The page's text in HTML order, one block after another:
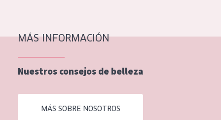
Piel normal y seca
Piel mixata o grasa
Piel madura
Piel expuesta al sol
Piel menopáusica
MÁS INFORMACIÓN
Nuestros consejos de belleza
MÁS SOBRE NOSOTROS